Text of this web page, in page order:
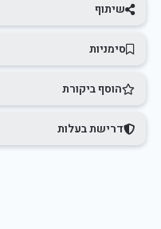
שיתוף
סימניות
הוסף ביקורת
דרישת בעלות